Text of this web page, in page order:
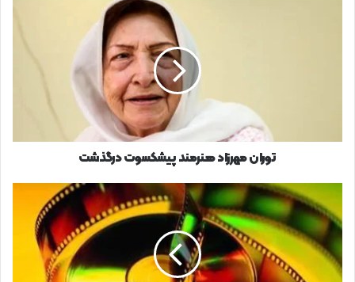
توران مهرزاد هنرمند پیشکسوت درگذشت
تلویزیون
امروز
و
فردا
چه
فیلم‌هایی